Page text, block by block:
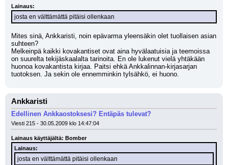
Lainaus:
josta en välttämättä pitäisi ollenkaan
Mites sinä, Ankkaristi, noin epävarma yleensäkin olet tuollaisen asian
suhteen?
Melkeinpä kaikki kovakantiset ovat aina hyvälaatuisia ja teemoissa
on suurelta tekijäskaalalta tarinoita. En ole lukenut vielä yhtäkään
huonoa kovakantista kirjaa. Paitsi ehkä Ankkalinnan-kirjasarjan
tuotoksen. Ja sekin ole ennemminkin tylsähkö, ei huono.
Ankkaristi
Edellinen Ankkaostoksesi? Entäpäs tulevat?
Viesti 215 - 30.05.2009 klo 14:47:04
Lainaus käyttäjältä: Bomber
Lainaus:
josta en välttämättä pitäisi ollenkaan